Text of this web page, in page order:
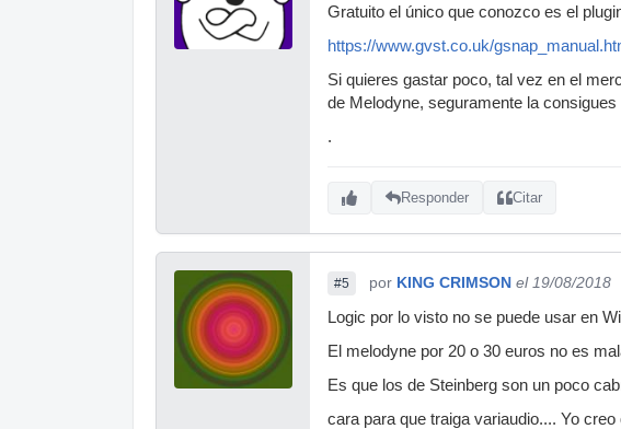
Gratuito el único que conozco es el
https://www.gvst.co.uk/
Si quieres gastar poco, tal vez en el
de Melodyne, seguramente la consigues
.
Responder Citar
#5 por KING CRIMSON el 19/08/2018
Logic por lo visto no se puede usar en
El melodyne por 20 o 30 euros no es
Es que los de Steinberg son un poco
cara para que traiga variaudio.... Yo